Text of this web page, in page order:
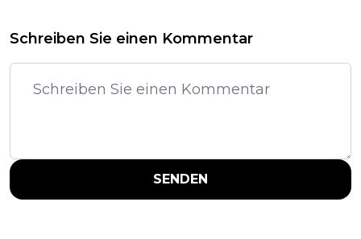
Schreiben Sie einen Kommentar
SENDEN